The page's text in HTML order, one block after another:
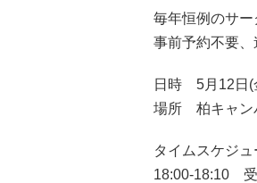
毎年恒例のサー
事前予約不要、
日時 5月12日
場所 柏キャン
タイムスケジュ
18:00-18:10